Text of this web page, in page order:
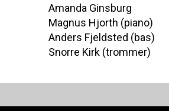
Amanda Ginsburg
Magnus Hjorth (piano)
Anders Fjeldsted (bas)
Snorre Kirk (trommer)